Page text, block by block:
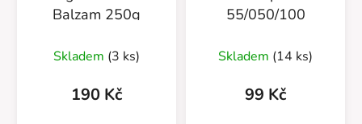
Balzam 250g
Skladem (3 ks)
190 Kč
55/050/100
Skladem (14 ks)
99 Kč